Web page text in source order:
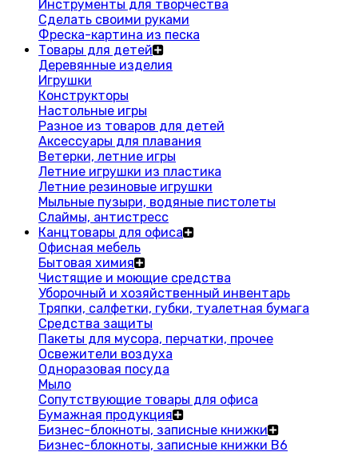
Инструменты для творчества
Сделать своими руками
Фреска-картина из песка
Товары для детей
Деревянные изделия
Игрушки
Конструкторы
Настольные игры
Разное из товаров для детей
Аксессуары для плавания
Ветерки, летние игры
Летние игрушки из пластика
Летние резиновые игрушки
Мыльные пузыри, водяные пистолеты
Слаймы, антистресс
Канцтовары для офиса
Офисная мебель
Бытовая химия
Чистящие и моющие средства
Уборочный и хозяйственный инвентарь
Тряпки, салфетки, губки, туалетная бумага
Средства защиты
Пакеты для мусора, перчатки, прочее
Освежители воздуха
Одноразовая посуда
Мыло
Сопутствующие товары для офиса
Бумажная продукция
Бизнес-блокноты, записные книжки
Бизнес-блокноты, записные книжки В6